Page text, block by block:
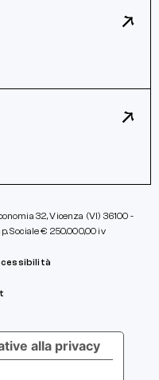
32, Vicenza (VI) 36100 -
Sociale € 250.000,00 iv
alla privacy